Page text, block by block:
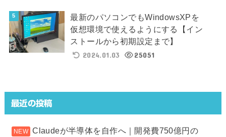
最新のパソコンでもWindowsXPを
仮想環境で使えるようにする【イン
ストールから初期設定まで】
2024.01.03
25051
最近の投稿
Claudeが半導体を自作へ｜開発費750億円の